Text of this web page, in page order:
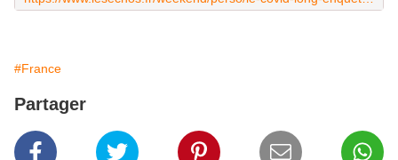
#France
Partager